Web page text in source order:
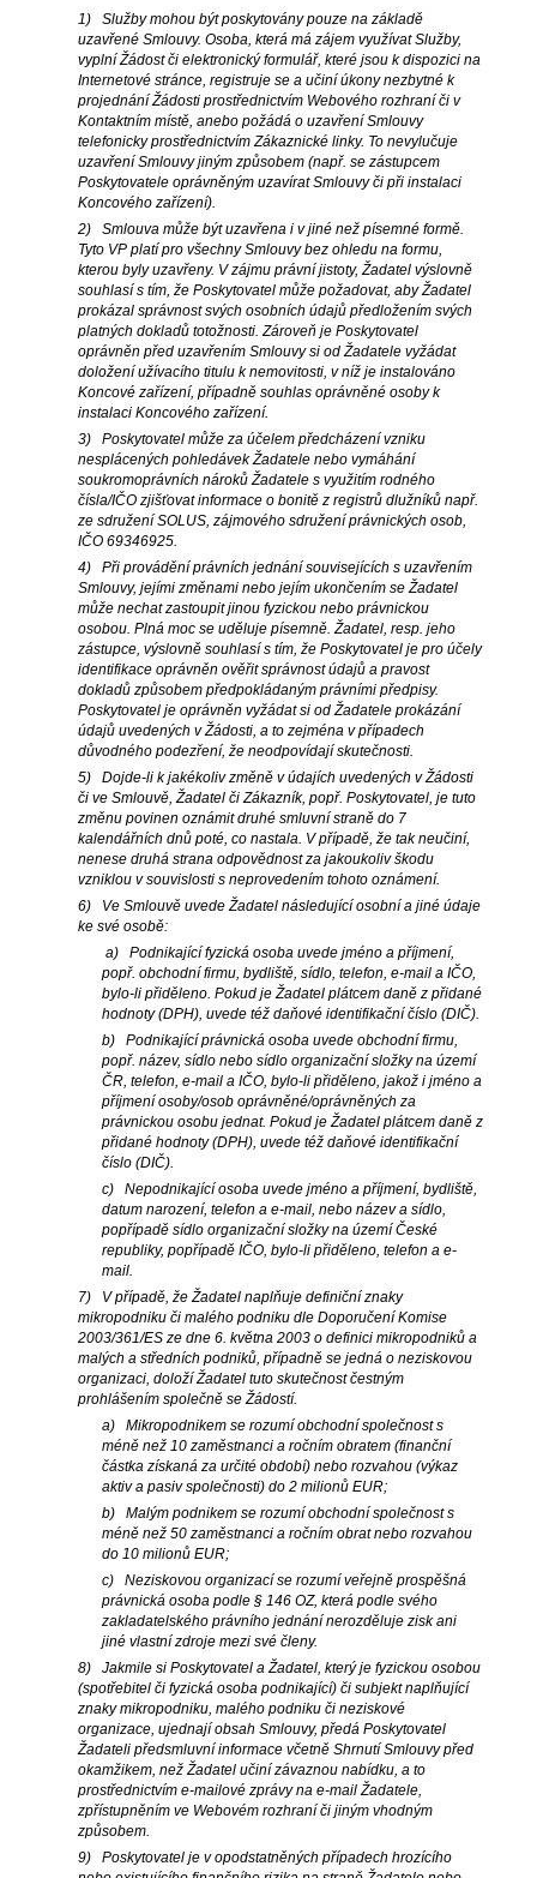
1) Služby mohou být poskytovány pouze na základě
uzavřené Smlouvy. Osoba, která má zájem využívat Služby,
vyplní Žádost či elektronický formulář, které jsou k dispozici na
Internetové stránce, registruje se a učiní úkony nezbytné k
projednání Žádosti prostřednictvím Webového rozhraní či v
Kontaktním místě, anebo požádá o uzavření Smlouvy
telefonicky prostřednictvím Zákaznické linky. To nevylučuje
uzavření Smlouvy jiným způsobem (např. se zástupcem
Poskytovatele oprávněným uzavírat Smlouvy či při instalaci
Koncového zařízení).
2) Smlouva může být uzavřena i v jiné než písemné formě.
Tyto VP platí pro všechny Smlouvy bez ohledu na formu,
kterou byly uzavřeny. V zájmu právní jistoty, Žadatel výslovně
souhlasí s tím, že Poskytovatel může požadovat, aby Žadatel
prokázal správnost svých osobních údajů předložením svých
platných dokladů totožnosti. Zároveň je Poskytovatel
oprávněn před uzavřením Smlouvy si od Žadatele vyžádat
doložení užívacího titulu k nemovitosti, v níž je instalováno
Koncové zařízení, případně souhlas oprávněné osoby k
instalaci Koncového zařízení.
3) Poskytovatel může za účelem předcházení vzniku
nesplácených pohledávek Žadatele nebo vymáhání
soukromoprávních nároků Žadatele s využitím rodného
čísla/IČO zjišťovat informace o bonitě z registrů dlužníků např.
ze sdružení SOLUS, zájmového sdružení právnických osob,
IČO 69346925.
4) Při provádění právních jednání souvisejících s uzavřením
Smlouvy, jejími změnami nebo jejím ukončením se Žadatel
může nechat zastoupit jinou fyzickou nebo právnickou
osobou. Plná moc se uděluje písemně. Žadatel, resp. jeho
zástupce, výslovně souhlasí s tím, že Poskytovatel je pro účely
identifikace oprávněn ověřit správnost údajů a pravost
dokladů způsobem předpokládaným právními předpisy.
Poskytovatel je oprávněn vyžádat si od Žadatele prokázání
údajů uvedených v Žádosti, a to zejména v případech
důvodného podezření, že neodpovídají skutečnosti.
5) Dojde-li k jakékoliv změně v údajích uvedených v Žádosti
či ve Smlouvě, Žadatel či Zákazník, popř. Poskytovatel, je tuto
změnu povinen oznámit druhé smluvní straně do 7
kalendářních dnů poté, co nastala. V případě, že tak neučiní,
nenese druhá strana odpovědnost za jakoukoliv škodu
vzniklou v souvislosti s neprovedením tohoto oznámení.
6) Ve Smlouvě uvede Žadatel následující osobní a jiné údaje
ke své osobě:
a) Podnikající fyzická osoba uvede jméno a příjmení,
popř. obchodní firmu, bydliště, sídlo, telefon, e-mail a IČO,
bylo-li přiděleno. Pokud je Žadatel plátcem daně z přidané
hodnoty (DPH), uvede též daňové identifikační číslo (DIČ).
b) Podnikající právnická osoba uvede obchodní firmu,
popř. název, sídlo nebo sídlo organizační složky na území
ČR, telefon, e-mail a IČO, bylo-li přiděleno, jakož i jméno a
příjmení osoby/osob oprávněné/oprávněných za
právnickou osobu jednat. Pokud je Žadatel plátcem daně z
přidané hodnoty (DPH), uvede též daňové identifikační
číslo (DIČ).
c) Nepodnikající osoba uvede jméno a příjmení, bydliště,
datum narození, telefon a e-mail, nebo název a sídlo,
popřípadě sídlo organizační složky na území České
republiky, popřípadě IČO, bylo-li přiděleno, telefon a e-
mail.
7) V případě, že Žadatel naplňuje definiční znaky
mikropodniku či malého podniku dle Doporučení Komise
2003/361/ES ze dne 6. května 2003 o definici mikropodniků a
malých a středních podniků, případně se jedná o neziskovou
organizaci, doloží Žadatel tuto skutečnost čestným
prohlášením společně se Žádostí.
a) Mikropodnikem se rozumí obchodní společnost s
méně než 10 zaměstnanci a ročním obratem (finanční
částka získaná za určité období) nebo rozvahou (výkaz
aktiv a pasiv společnosti) do 2 milionů EUR;
b) Malým podnikem se rozumí obchodní společnost s
méně než 50 zaměstnanci a ročním obrat nebo rozvahou
do 10 milionů EUR;
c) Neziskovou organizací se rozumí veřejně prospěšná
právnická osoba podle § 146 OZ, která podle svého
zakladatelského právního jednání nerozděluje zisk ani
jiné vlastní zdroje mezi své členy.
8) Jakmile si Poskytovatel a Žadatel, který je fyzickou osobou
(spotřebitel či fyzická osoba podnikající) či subjekt naplňující
znaky mikropodniku, malého podniku či neziskové
organizace, ujednají obsah Smlouvy, předá Poskytovatel
Žadateli předsmluvní informace včetně Shrnutí Smlouvy před
okamžikem, než Žadatel učiní závaznou nabídku, a to
prostřednictvím e-mailové zprávy na e-mail Žadatele,
zpřístupněním ve Webovém rozhraní či jiným vhodným
způsobem.
9) Poskytovatel je v opodstatněných případech hrozícího